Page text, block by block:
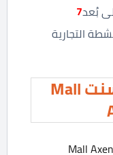
بُعد7
التجارية
التصميم في مول أكسنت Mall